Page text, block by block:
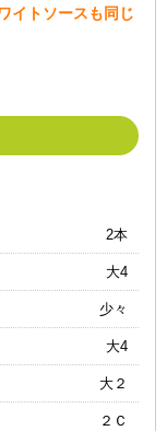
イトソースも同じ
2本
大4
少々
大4
大２
２Ｃ